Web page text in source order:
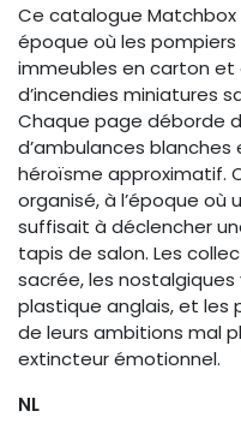
Ce catalogue Matchbox
époque où les
immeubles en carton
d’incendies miniatures
Chaque page déborde
d’ambulances
héroïsme approximatif.
organisé, à l’époque où
suffisait à déclencher
tapis de salon. Les
sacrée, les nostalgiques
plastique anglais, et les
de leurs ambitions mal
extincteur émotionnel.
NL